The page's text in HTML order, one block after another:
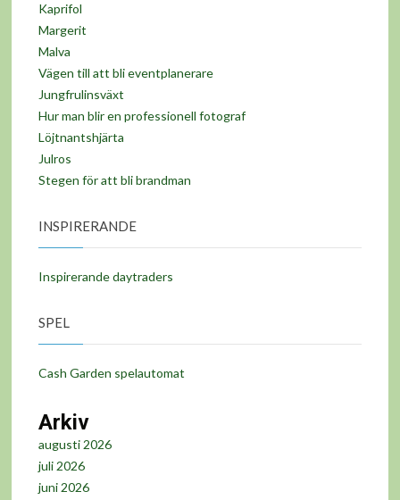
Kaprifol
Margerit
Malva
Vägen till att bli eventplanerare
Jungfrulinsväxt
Hur man blir en professionell fotograf
Löjtnantshjärta
Julros
Stegen för att bli brandman
INSPIRERANDE
Inspirerande daytraders
SPEL
Cash Garden spelautomat
Arkiv
augusti 2026
juli 2026
juni 2026